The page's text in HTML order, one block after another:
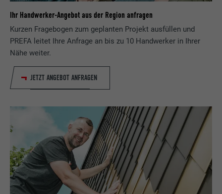
Ihr Handwerker-Angebot aus der Region anfragen
Kurzen Fragebogen zum geplanten Projekt ausfüllen und
PREFA leitet Ihre Anfrage an bis zu 10 Handwerker in Ihrer
Nähe weiter.
JETZT ANGEBOT ANFRAGEN